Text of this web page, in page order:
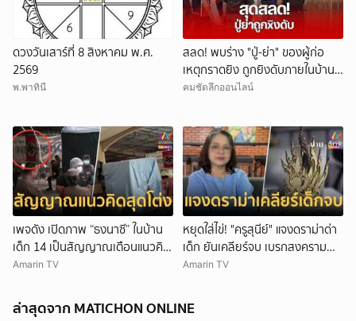
ดวงวันเสาร์ที่ 8 สิงหาคม พ.ศ.
2569
พ.พาทินี
สลด! พบร่าง "ปู่-ย่า" ของผู้ก่อ
เหตุกราดยิง ถูกยิงดับภายในบ้าน
พัก
คมชัดลึกออนไลน์
เพจดัง เปิดภาพ “ธงนาซี” ในบ้าน
เด็ก 14 เป็นสัญญาณเตือนแนวคิด
สุดโต่ง
Amarin TV
หยุดใส่ไข่! "ครูสุนีย์" แจงดราม่าด่า
เด็ก ยันเคลียร์จบ เบรกสงคราม
Gen
Amarin TV
ล่าสุดจาก MATICHON ONLINE
ยกเลิก